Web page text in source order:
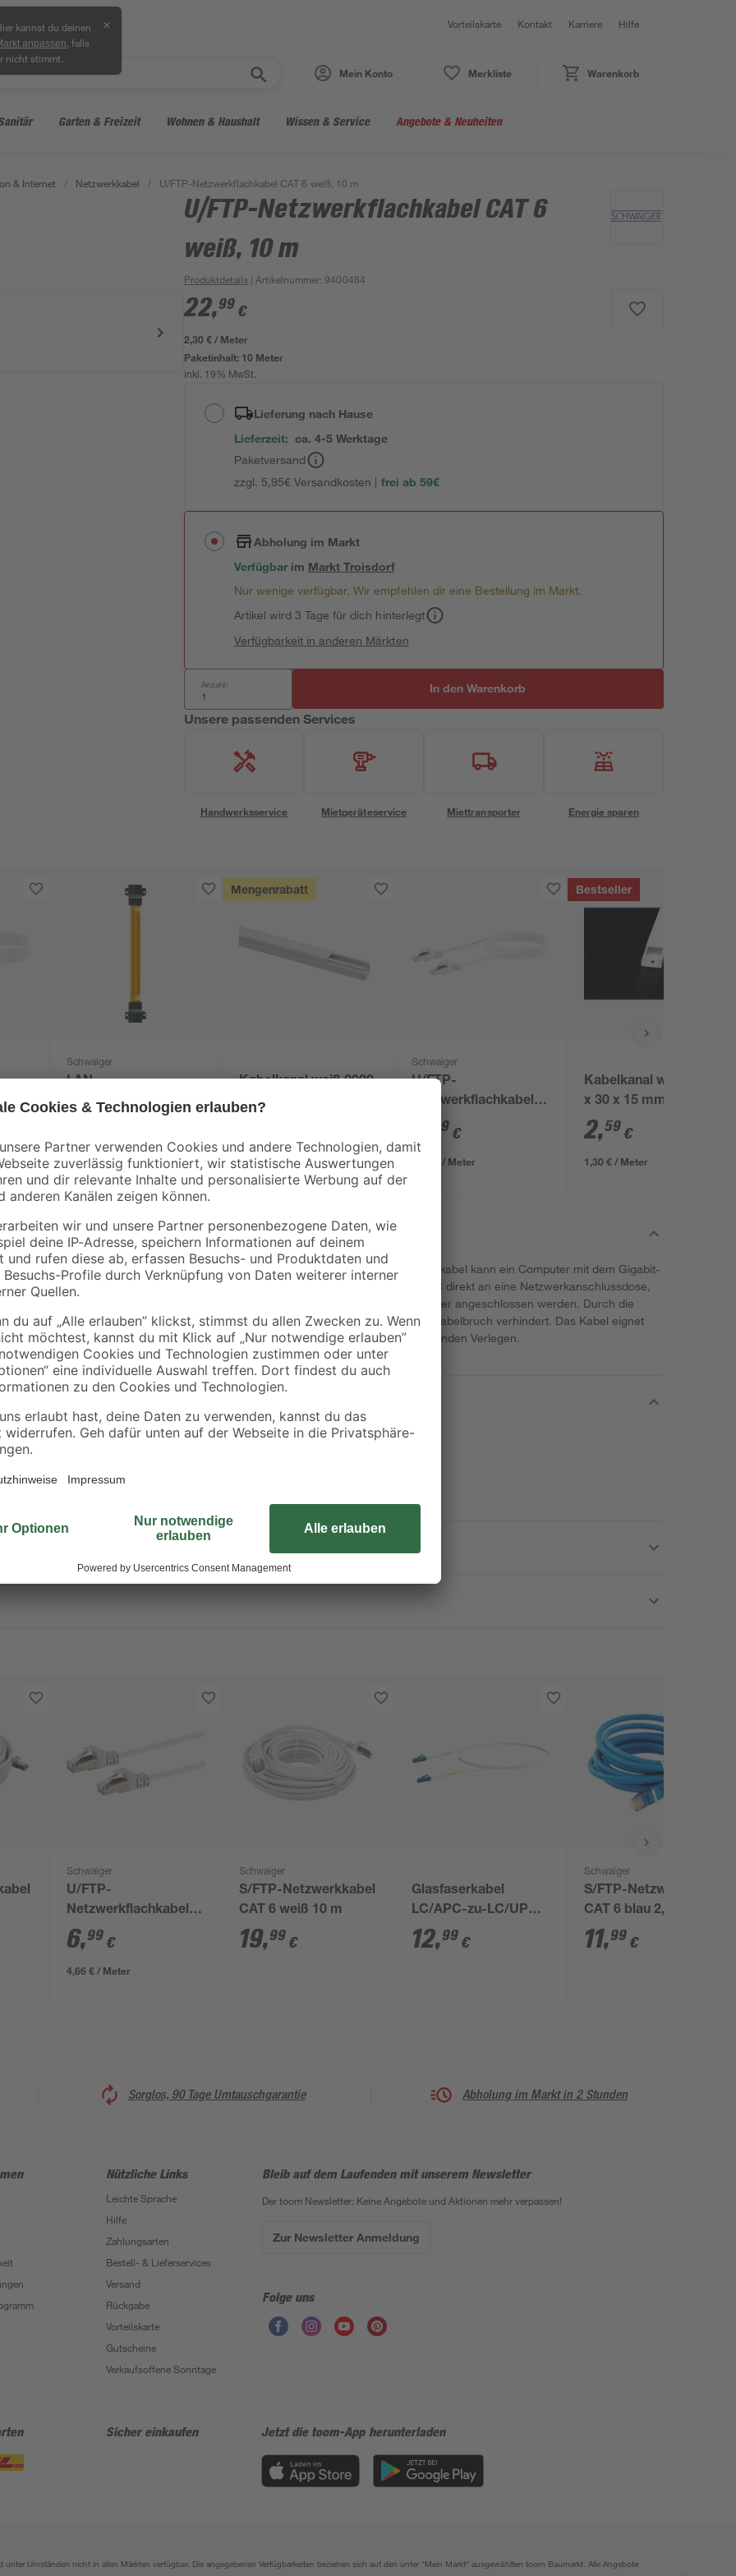
kannst du deinen
anpassen , falls
nicht stimmt.
✕ Vorteilskarte Kontakt Karriere Hilfe
Mein Konto Merkliste Warenkorb
Garten & Freizeit Wohnen & Haushalt Wissen & Service Angebote & Neuheiten
& Internet / Netzwerkkabel / U/FTP-Netzwerkflachkabel CAT 6 weiß, 10 m
U/FTP-Netzwerkflachkabel CAT 6
weiß, 10 m
Produktdetails | Artikelnummer:9400484
22,99 €
2,30 € / Meter
Paketinhalt: 10 Meter
inkl. 19% MwSt.
Lieferung nach Hause
Lieferzeit: ca. 4-5 Werktage
Paketversand
zzgl. 5,95€ Versandkosten | frei ab 59€
Abholung im Markt
Verfügbar im MarktTroisdorf
Nur wenige verfügbar. Wir empfehlen dir eine Bestellung im Markt.
Artikel wird 3 Tage für dich hinterlegt
Verfügbarkeit in anderen Märkten
Anzahl: In den Warenkorb
Unsere passenden Services
Handwerksservice Mietgeräteservice Miettransporter Energie sparen
Schwaiger
LAN-
Fensterdurchführung
Mengenrabatt
Kabelkanal weiß 2000
x 15 x 15 mm
0,85 € / Meter
Schwaiger
U/FTP-
Netzwerkflachkabel
CAT 6 weiß, 3 m
99 €
3,00 € / Meter
Bestseller
Kabelkanal weiß 2000
x 30 x 15 mm
2,59 €
1,30 € / Meter
bzw. Netzwerk
bis zu 1 GBit/s
Mit diesem SCHWAIGER® CAT 6 Netzwerkflachkabel kann ein Computer mit dem Gigabit-
Netzwerk verbunden werden. Dabei kann ein PC direkt an eine Netzwerkanschlussdose,
einen HUB oder an einen ADSL bzw. TDSL Splitter angeschlossen werden. Durch die
angespritzte Zugentlastung wird ein möglicher Kabelbruch verhindert. Das Kabel eignet
sich durch seine flache Bauform zum platzsparenden Verlegen.
Schwaiger
U/FTP-
Netzwerkflachkabel
CAT 6 weiß, 1,5 m
6,99 €
4,66 € / Meter
Schwaiger
S/FTP-Netzwerkkabel
CAT 6 weiß 10 m
19,99 €
Glasfaserkabel
LC/APC-zu-LC/UPC
weiß 3 m
12,99 €
Schwaiger
S/FTP-Netzwerkkabel
CAT 6 blau 2,5 m
11,99 €
Sorglos, 90 Tage Umtauschgarantie Abholung im Markt in 2 Stunden
Nützliche Links
Leichte Sprache
Hilfe
Zahlungsarten
Bestell- & Lieferservices
Versand
Rückgabe
Vorteilskarte
Gutscheine
Verkaufsoffene Sonntage
Bleib auf dem Laufenden mit unserem Newsletter
Der toom Newsletter: Keine Angebote und Aktionen mehr verpassen!
Zur Newsletter Anmeldung
Folge uns
Sicher einkaufen Jetzt die toom-App herunterladen
Umständen nicht in allen Märkten verfügbar. Die angegebenen Verfügbarkeiten beziehen sich auf den unter "Mein Markt" ausgewählten toom Baumarkt. Alle Angebote